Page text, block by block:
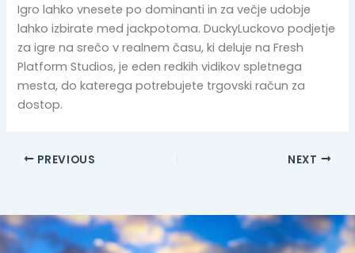
Igro lahko vnesete po dominanti in za večje udobje
lahko izbirate med jackpotoma. DuckyLuckovo podjetje
za igre na srečo v realnem času, ki deluje na Fresh
Platform Studios, je eden redkih vidikov spletnega
mesta, do katerega potrebujete trgovski račun za
dostop.
PREVIOUS NEXT